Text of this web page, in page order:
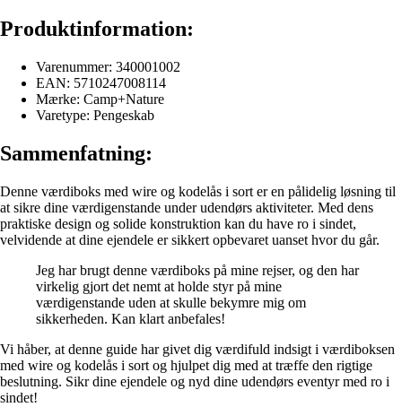
Produktinformation:
Varenummer: 340001002
EAN: 5710247008114
Mærke: Camp+Nature
Varetype: Pengeskab
Sammenfatning:
Denne værdiboks med wire og kodelås i sort er en pålidelig løsning til
at sikre dine værdigenstande under udendørs aktiviteter. Med dens
praktiske design og solide konstruktion kan du have ro i sindet,
velvidende at dine ejendele er sikkert opbevaret uanset hvor du går.
Jeg har brugt denne værdiboks på mine rejser, og den har
virkelig gjort det nemt at holde styr på mine
værdigenstande uden at skulle bekymre mig om
sikkerheden. Kan klart anbefales!
Vi håber, at denne guide har givet dig værdifuld indsigt i værdiboksen
med wire og kodelås i sort og hjulpet dig med at træffe den rigtige
beslutning. Sikr dine ejendele og nyd dine udendørs eventyr med ro i
sindet!